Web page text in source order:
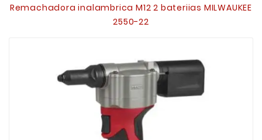
Remachadora inalambrica M12 2 bateriias MILWAUKEE
2550-22